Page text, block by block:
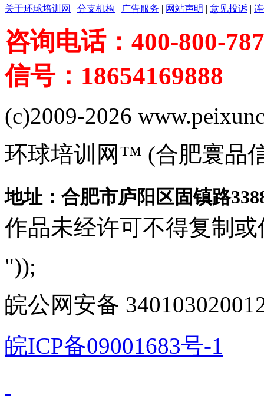
关于环球培训网 | 分支机构 | 广告服务 | 网站声明 | 意见投诉 |
咨询电话：400-800-
信号：18654169888
(c)2009-2026
环球培训网™ (合肥寰品
地址：合肥市庐阳区固镇路
作品未经许可不得复制或
"));
皖公网安备
皖ICP备09001683号-1